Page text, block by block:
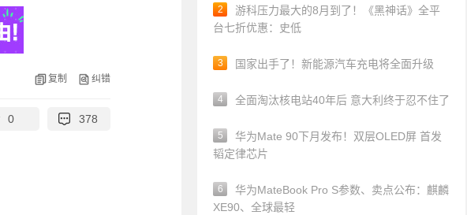
复制 纠错
0 378
2
游科压力最大的8月到了！《黑神话》全平
台七折优惠：史低
3 国家出手了！新能源汽车充电将全面升级
4 全面淘汰核电站40年后 意大利终于忍不住了
5
华为Mate 90下月发布！双层OLED屏 首发
韬定律芯片
6
华为MateBook Pro S参数、卖点公布：麒麟
XE90、全球最轻